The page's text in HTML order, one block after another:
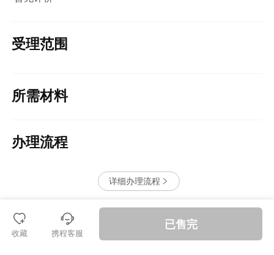
受理范围
所需材料
办理流程
详细办理流程 
退款保障

收藏
󱪩
携程客服
已售完